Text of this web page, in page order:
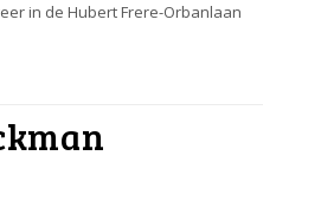
in de Hubert Frere-Orbanlaan